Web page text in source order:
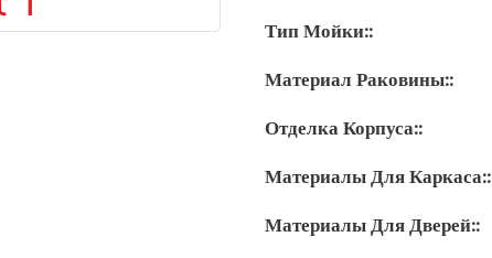
Тип Мойки::
Материал Раковины::
Отделка Корпуса::
Материалы Для Каркаса::
Материалы Для Дверей::